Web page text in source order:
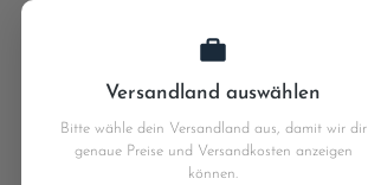
Liefern nach
Deutschland
Versandland auswählen
Bitte wähle dein Versandland aus, damit wir dir
genaue Preise und Versandkosten anzeigen
können.